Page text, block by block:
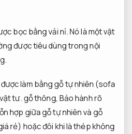
bọc bằng vải nỉ. Nó là một vật
được tiêu dùng trong nội
làm bằng gỗ tự nhiên (sofa
tư.gỗ thông, Bảo hành rõ
hợp giữa gỗ tự nhiên và gỗ
rẻ) hoặc đôi khi là thép không